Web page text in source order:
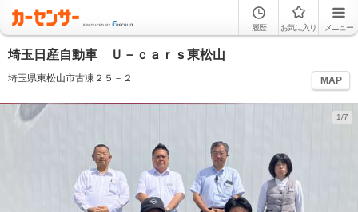
履歴 お気に入り メニュー
埼玉日産自動車 Ｕ－ｃａｒｓ東松山
埼玉県東松山市古凍２５－２ MAP
1/7